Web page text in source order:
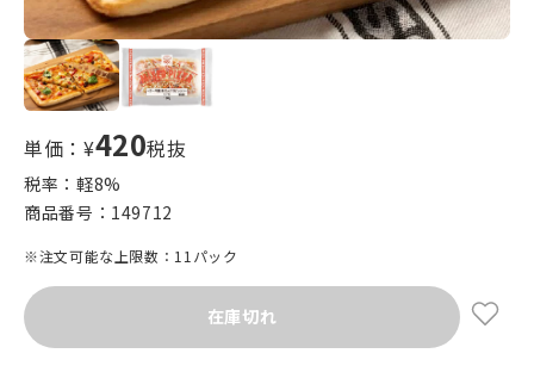
単価：¥420税抜
税率：軽8%
商品番号： 149712
※注文可能な上限数：11パック
在庫切れ